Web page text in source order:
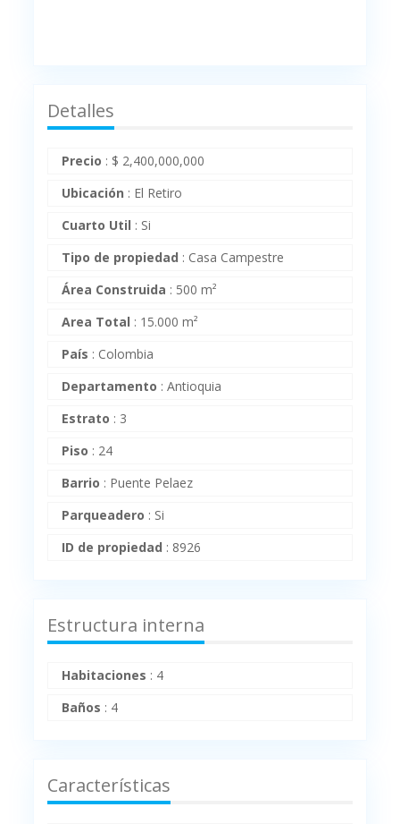
Detalles
Precio : $ 2,400,000,000
Ubicación : El Retiro
Cuarto Util : Si
Tipo de propiedad : Casa Campestre
Área Construida : 500 m²
Area Total : 15.000 m²
País : Colombia
Departamento :Antioquia
Estrato : 3
Piso : 24
Barrio : Puente Pelaez
Parqueadero : Si
ID de propiedad : 8926
Estructura interna
Habitaciones : 4
Baños : 4
Características